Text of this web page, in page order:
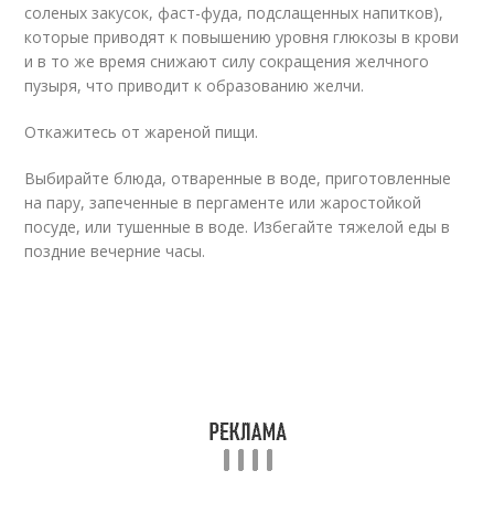
соленых закусок, фаст-фуда, подслащенных напитков),
которые приводят к повышению уровня глюкозы в крови
и в то же время снижают силу сокращения желчного
пузыря, что приводит к образованию желчи.
Откажитесь от жареной пищи.
Выбирайте блюда, отваренные в воде, приготовленные
на пару, запеченные в пергаменте или жаростойкой
посуде, или тушенные в воде. Избегайте тяжелой еды в
поздние вечерние часы.